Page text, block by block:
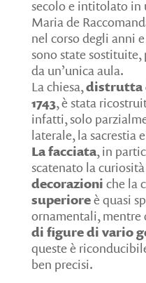
secolo e intitolato in
Maria de
nel corso degli anni
sono state sostituite,
da un’unica aula.
La chiesa,distrutta
1743, è stata
infatti, solo
laterale, la sacrestia
La facciata, in
scatenato la
decorazioni che la
superioreè quasi
ornamentali, mentre
di figure di vario
queste è
ben precisi.